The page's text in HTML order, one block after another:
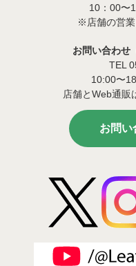
10：00〜
※店舗の営業
お問い合わせ
TEL
10:00〜
店舗とWeb通販
お問い